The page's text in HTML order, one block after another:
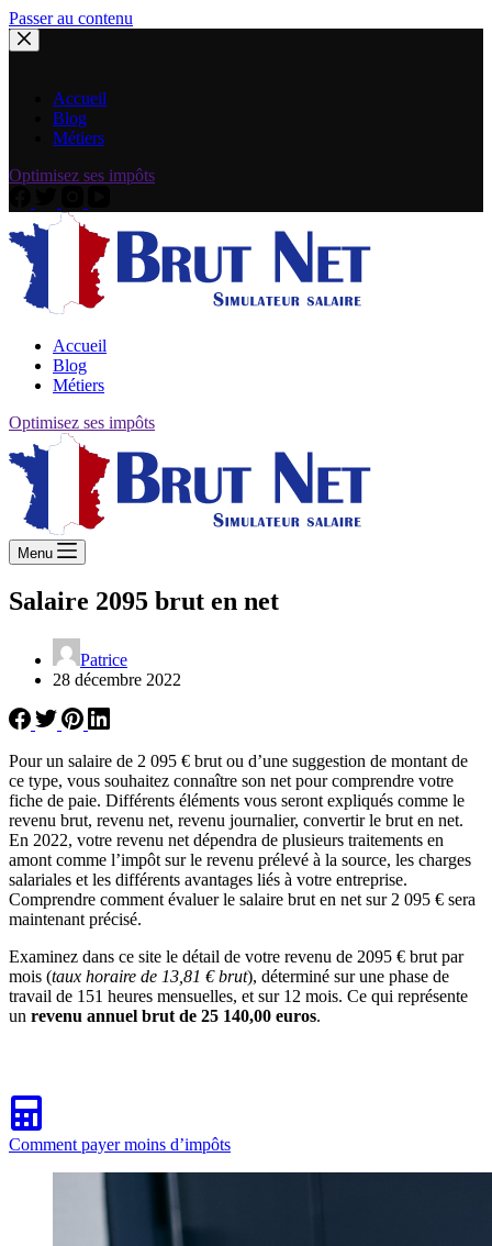
Passer au contenu
Accueil
Blog
Métiers
Optimisez ses impôts
Accueil
Blog
Métiers
Optimisez ses impôts
Menu
Salaire 2095 brut en net
Patrice
28 décembre 2022
Pour un salaire de 2 095 € brut ou d’une suggestion de montant de
ce type, vous souhaitez connaître son net pour comprendre votre
fiche de paie. Différents éléments vous seront expliqués comme le
revenu brut, revenu net, revenu journalier, convertir le brut en net.
En 2022, votre revenu net dépendra de plusieurs traitements en
amont comme l’impôt sur le revenu prélevé à la source, les charges
salariales et les différents avantages liés à votre entreprise.
Comprendre comment évaluer le salaire brut en net sur 2 095 € sera
maintenant précisé.
Examinez dans ce site le détail de votre revenu de 2095 € brut par
mois (taux horaire de 13,81 € brut), déterminé sur une phase de
travail de 151 heures mensuelles, et sur 12 mois. Ce qui représente
un revenu annuel brut de 25 140,00 euros.
Comment payer moins d’impôts